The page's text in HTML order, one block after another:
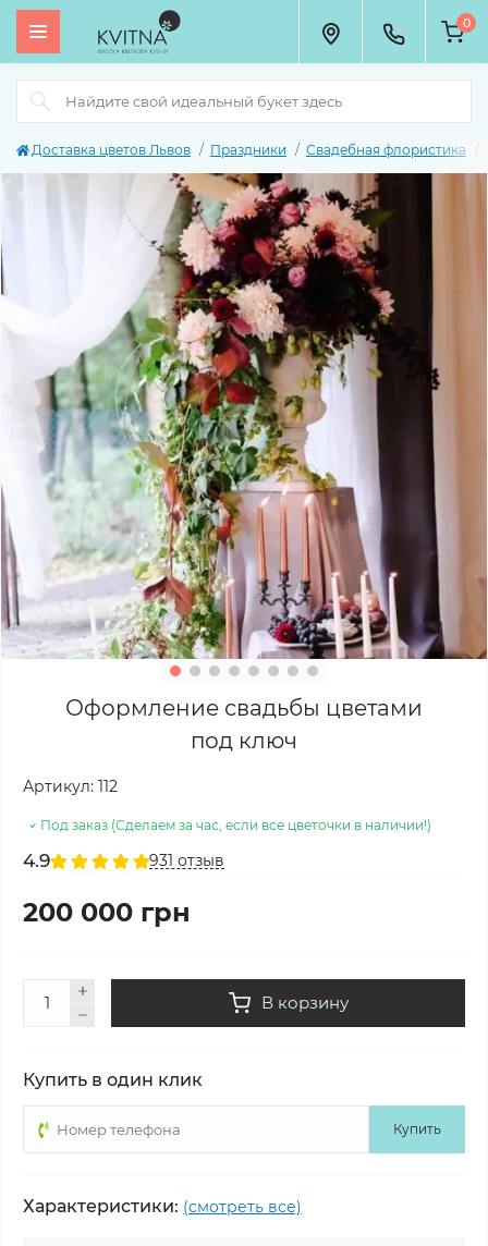
0
Доставка цветов Львов Праздники Свадебная флористика
Оформление свадьбы цветами
под ключ
Артикул: 112
Под заказ (Сделаем за час, если все цветочки в наличии!)
4.9 931 отзыв
200 000 грн
В корзину
Купить в один клик
Купить
Характеристики: (смотреть все)